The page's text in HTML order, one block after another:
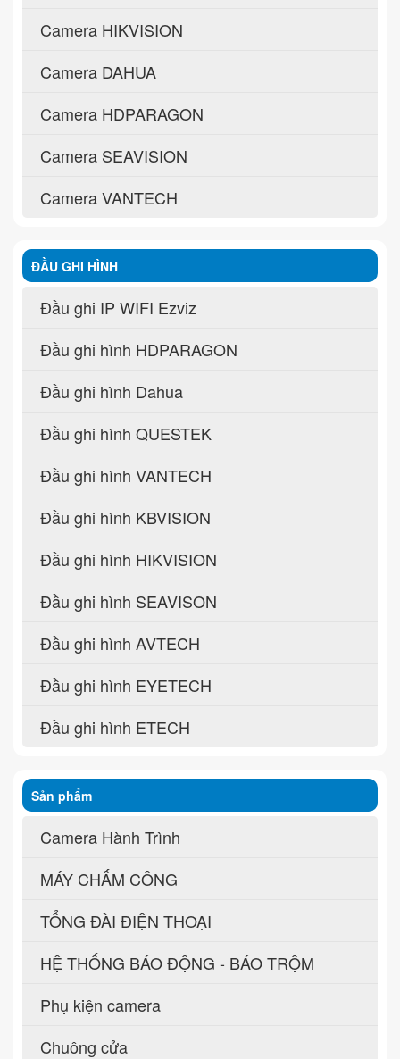
Camera HIKVISION
Camera DAHUA
Camera HDPARAGON
Camera SEAVISION
Camera VANTECH
ĐẦU GHI HÌNH
Đầu ghi IP WIFI Ezviz
Đầu ghi hình HDPARAGON
Đầu ghi hình Dahua
Đầu ghi hình QUESTEK
Đầu ghi hình VANTECH
Đầu ghi hình KBVISION
Đầu ghi hình HIKVISION
Đầu ghi hình SEAVISON
Đầu ghi hình AVTECH
Đầu ghi hình EYETECH
Đầu ghi hình ETECH
Sản phẩm
Camera Hành Trình
MÁY CHẤM CÔNG
TỔNG ĐÀI ĐIỆN THOẠI
HỆ THỐNG BÁO ĐỘNG - BÁO TRỘM
Phụ kiện camera
Chuông cửa